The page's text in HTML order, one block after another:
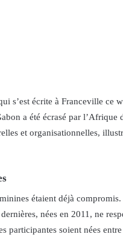
s’est écrite à Franceville ce
a été écrasé par l’Afrique
et organisationnelles,
étaient déjà
nées en 2011, ne
participantes soient nées